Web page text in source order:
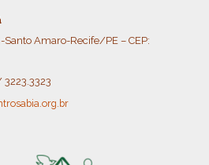
Santo Amaro-Recife/PE – CEP: